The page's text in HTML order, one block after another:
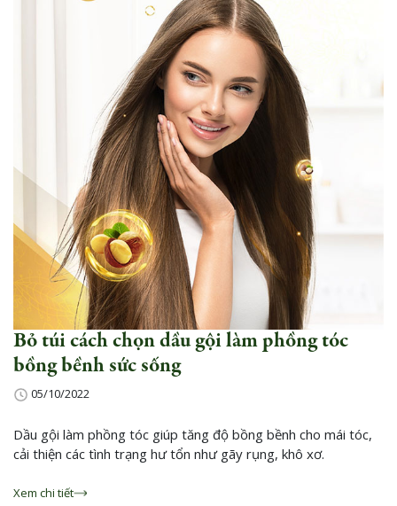
Bỏ túi cách chọn dầu gội làm phồng tóc
bồng bềnh sức sống
05/10/2022
Dầu gội làm phồng tóc giúp tăng độ bồng bềnh cho mái tóc,
cải thiện các tình trạng hư tổn như gãy rụng, khô xơ.
Xem chi tiết